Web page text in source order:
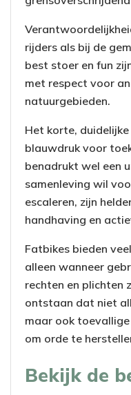
rijders als bij de
best stoer en fun
met respect voor
natuurgebieden.
Het korte,
blauwdruk voor
benadrukt wel een
samenleving wil
escaleren, zijn
handhaving en
Fatbikes bieden
alleen wanneer
rechten en plichten
ontstaan dat niet
maar ook
om orde te
Bekijk de